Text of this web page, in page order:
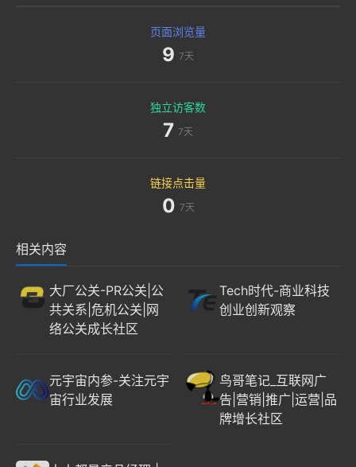
页面浏览量
9 7天
独立访客数
7 7天
链接点击量
0 7天
相关内容
大厂公关-PR公关|公
共关系|危机公关|网
络公关成长社区
Tech时代-商业科技
创业创新观察
元宇宙内参-关注元宇
宙行业发展
鸟哥笔记_互联网广
告|营销|推广|运营|品
牌增长社区